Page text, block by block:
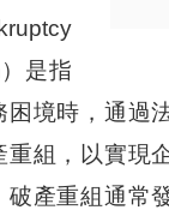
是指
困境時，通過
重組，以實現
破產重組通常